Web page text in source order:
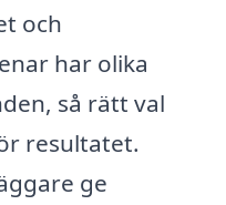
och
har olika
så rätt val
resultatet.
ge